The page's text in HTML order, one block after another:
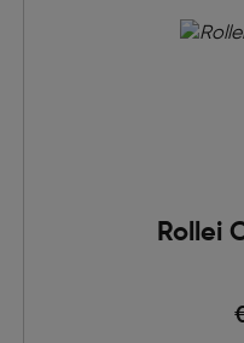
Rollei